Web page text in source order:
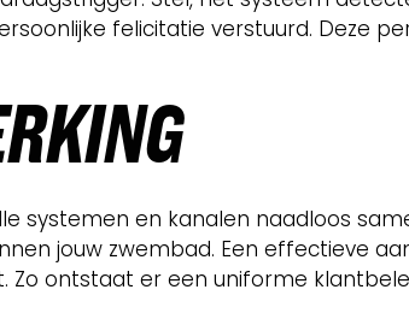
felicitatie verstuurd. Deze
en kanalen naadloos
jouw zwembad. Een effectieve
ontstaat er een uniforme